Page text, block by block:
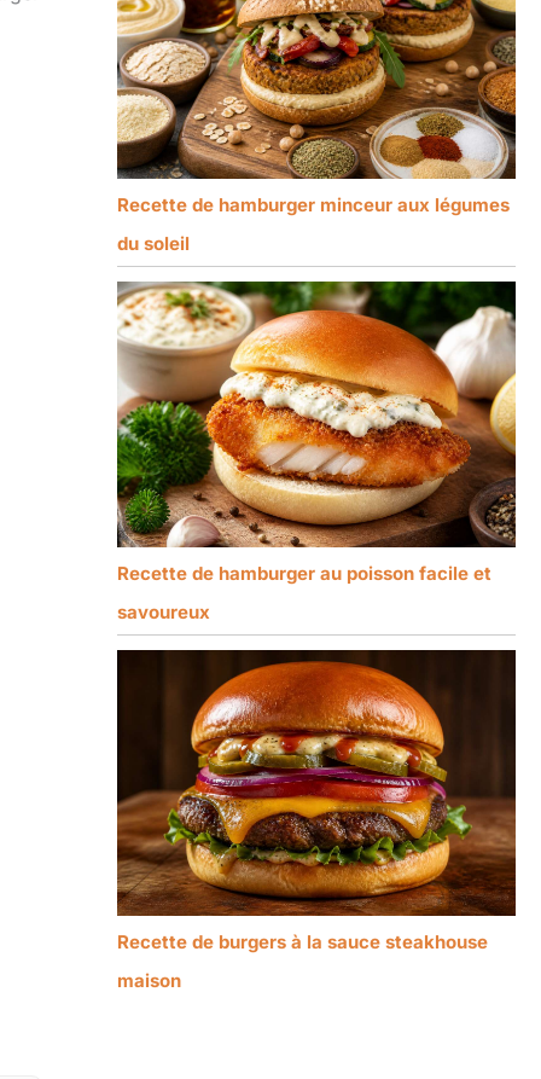
Recette de hamburger minceur aux légumes
du soleil
Recette de hamburger au poisson facile et
savoureux
Recette de burgers à la sauce steakhouse
maison